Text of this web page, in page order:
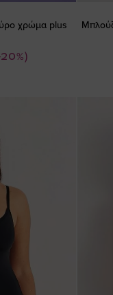
χρώμα plus